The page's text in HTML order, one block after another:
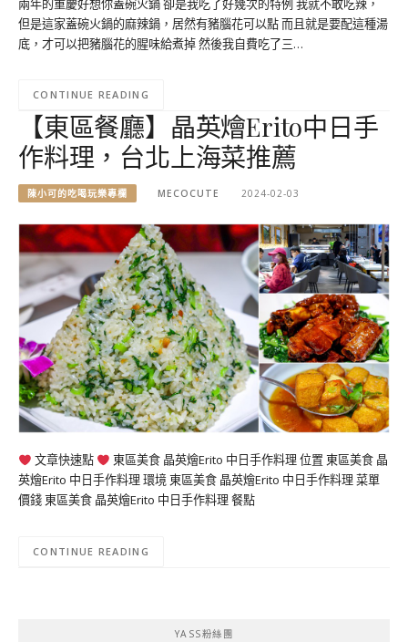
但是這家蓋碗火鍋的麻辣鍋，居然有豬腦花可以點 而且就是要配這種湯
底，才可以把豬腦花的腥味給煮掉 然後我自費吃了三…
CONTINUE READING
【東區餐廳】晶英燴Erito中日手
作料理，台北上海菜推薦
陳小可的吃喝玩樂專欄 MECOCUTE 2024-02-03
文章快速點
東區美食 晶英燴Erito 中日手作料理 位置 東區美食 晶
英燴Erito 中日手作料理 環境 東區美食 晶英燴Erito 中日手作料理 菜單
價錢 東區美食 晶英燴Erito 中日手作料理 餐點
CONTINUE READING
YASS粉絲團